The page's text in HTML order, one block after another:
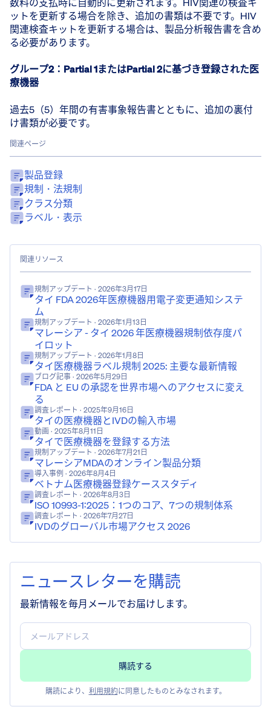
ットを更新する場合を除き、追加の書類は不要です。HIV
関連検査キットを更新する場合は、製品分析報告書を含め
る必要があります。
グループ2：Partial 1またはPartial 2に基づき登録された医
療機器
過去5（5）年間の有害事象報告書とともに、追加の裏付
け書類が必要です。
関連ページ
製品登録
規制・法規制
クラス分類
ラベル・表示
関連リソース
規制アップデート · 2026年3月17日
タイ FDA 2026年医療機器用電子変更通知システ
ム
規制アップデート · 2026年1月13日
マレーシア - タイ 2026 年医療機器規制依存度パ
イロット
規制アップデート · 2026年1月8日
タイ医療機器ラベル規制 2025: 主要な最新情報
ブログ記事 · 2026年5月29日
FDA と EU の承認を世界市場へのアクセスに変え
る
調査レポート · 2025年9月16日
タイの医療機器とIVDの輸入市場
動画 · 2025年8月11日
タイで医療機器を登録する方法
規制アップデート · 2026年7月21日
マレーシアMDAのオンライン製品分類
導入事例 · 2026年8月4日
ベトナム医療機器登録ケーススタディ
調査レポート · 2026年8月3日
ISO 10993-1:2025：1つのコア、7つの規制体系
調査レポート · 2026年7月27日
IVDのグローバル市場アクセス 2026
ニュースレターを購読
最新情報を毎月メールでお届けします。
購読により、 利用規約に同意したものとみなされます。